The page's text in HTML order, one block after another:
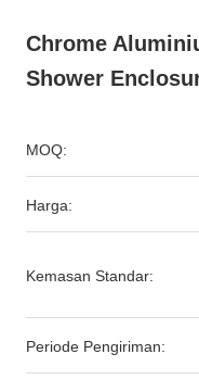
Chrome
Shower
MOQ:
Harga:
Kemasan Standar:
Periode Pengiriman: